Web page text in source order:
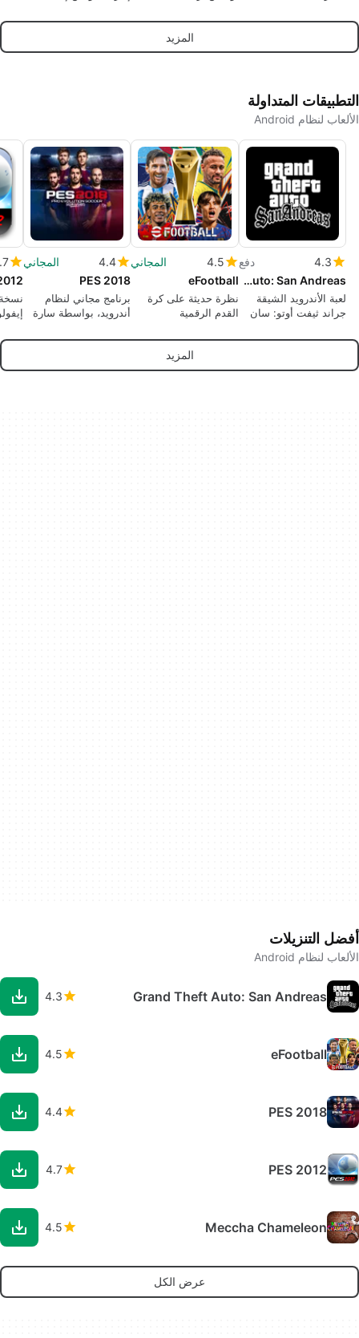
المزيد
التطبيقات المتداولة
الألعاب لنظام Android
4.3
دفع
Grand Theft Auto: San Andreas
لعبة الأندرويد الشيقة
جراند ثيفت أوتو: سان
4.5
المجاني
eFootball
نظرة حديثة على كرة
القدم الرقمية
4.4
المجاني
PES 2018
برنامج مجاني لنظام
أندرويد، بواسطة سارة
المزيد
أفضل التنزيلات
الألعاب لنظام Android
Grand Theft Auto: San Andreas
4.3
eFootball
4.5
PES 2018
4.4
PES 2012
4.7
Meccha Chameleon
4.5
عرض الكل